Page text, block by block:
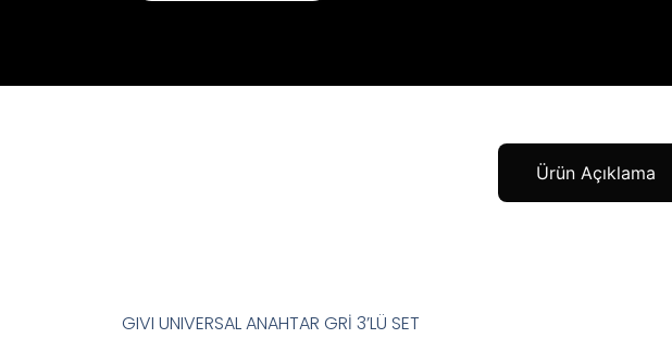
Ürün Açıklama
GIVI UNIVERSAL ANAHTAR GRİ 3’LÜ SET